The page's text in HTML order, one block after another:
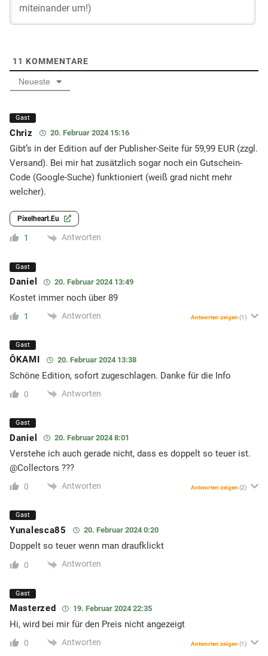
11 KOMMENTARE
Neueste
Gast
Chriz 20. Februar 2024 15:16
Gibt’s in der Edition auf der Publisher-Seite für 59,99 EUR (zzgl.
Versand). Bei mir hat zusätzlich sogar noch ein Gutschein-
Code (Google-Suche) funktioniert (weiß grad nicht mehr
welcher).
Pixelheart.eu
1 Antworten
Gast
Daniel 20. Februar 2024 13:49
Kostet immer noch über 89
1 Antworten Antworten zeigen (1)
Gast
ÔKAMI 20. Februar 2024 13:38
Schöne Edition, sofort zugeschlagen. Danke für die Info
0 Antworten
Gast
Daniel 20. Februar 2024 8:01
Verstehe ich auch gerade nicht, dass es doppelt so teuer ist.
@Collectors ???
0 Antworten Antworten zeigen (2)
Gast
Yunalesca85 20. Februar 2024 0:20
Doppelt so teuer wenn man draufklickt
0 Antworten
Gast
Masterzed 19. Februar 2024 22:35
Hi, wird bei mir für den Preis nicht angezeigt
0 Antworten Antworten zeigen (1)